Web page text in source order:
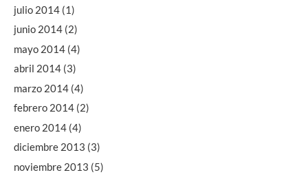
julio 2014 (1)
junio 2014 (2)
mayo 2014 (4)
abril 2014 (3)
marzo 2014 (4)
febrero 2014 (2)
enero 2014 (4)
diciembre 2013 (3)
noviembre 2013 (5)